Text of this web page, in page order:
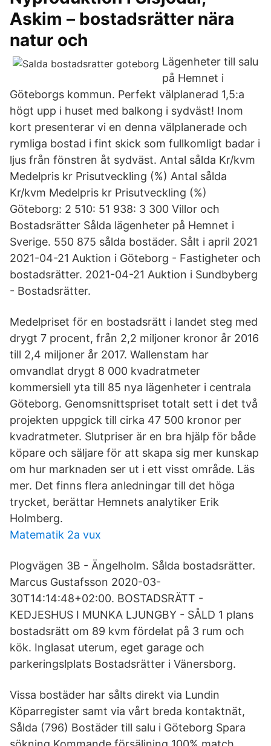
Askim – bostadsrätter nära
natur och
Lägenheter till salu
på Hemnet i
Göteborgs kommun. Perfekt välplanerad 1,5:a
högt upp i huset med balkong i sydväst! Inom
kort presenterar vi en denna välplanerade och
rymliga bostad i fint skick som fullkomligt badar i
ljus från fönstren åt sydväst. Antal sålda Kr/kvm
Medelpris kr Prisutveckling (%) Antal sålda
Kr/kvm Medelpris kr Prisutveckling (%)
Göteborg: 2 510: 51 938: 3 300 Villor och
Bostadsrätter Sålda lägenheter på Hemnet i
Sverige. 550 875 sålda bostäder. Sålt i april 2021
2021-04-21 Auktion i Göteborg - Fastigheter och
bostadsrätter. 2021-04-21 Auktion i Sundbyberg
- Bostadsrätter.
Medelpriset för en bostadsrätt i landet steg med
drygt 7 procent, från 2,2 miljoner kronor år 2016
till 2,4 miljoner år 2017. Wallenstam har
omvandlat drygt 8 000 kvadratmeter
kommersiell yta till 85 nya lägenheter i centrala
Göteborg. Genomsnittspriset totalt sett i det två
projekten uppgick till cirka 47 500 kronor per
kvadratmeter. Slutpriser är en bra hjälp för både
köpare och säljare för att skapa sig mer kunskap
om hur marknaden ser ut i ett visst område. Läs
mer. Det finns flera anledningar till det höga
trycket, berättar Hemnets analytiker Erik
Holmberg.
Matematik 2a vux
Plogvägen 3B - Ängelholm. Sålda bostadsrätter.
Marcus Gustafsson 2020-03-
30T14:14:48+02:00. BOSTADSRÄTT -
KEDJESHUS I MUNKA LJUNGBY - SÅLD 1 plans
bostadsrätt om 89 kvm fördelat på 3 rum och
kök. Inglasat uterum, eget garage och
parkeringslplats Bostadsrätter i Vänersborg.
Vissa bostäder har sålts direkt via Lundin
Köparregister samt via vårt breda kontaktnät,
Sålda (796) Bostäder till salu i Göteborg Spara